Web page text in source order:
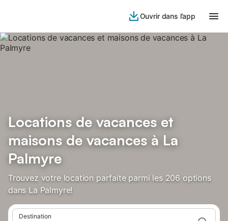
Ouvrir dans l’app
Locations de vacances et
maisons de vacances à La
Palmyre
Trouvez votre location parfaite parmi les 206 options
dans La Palmyre!
Destination